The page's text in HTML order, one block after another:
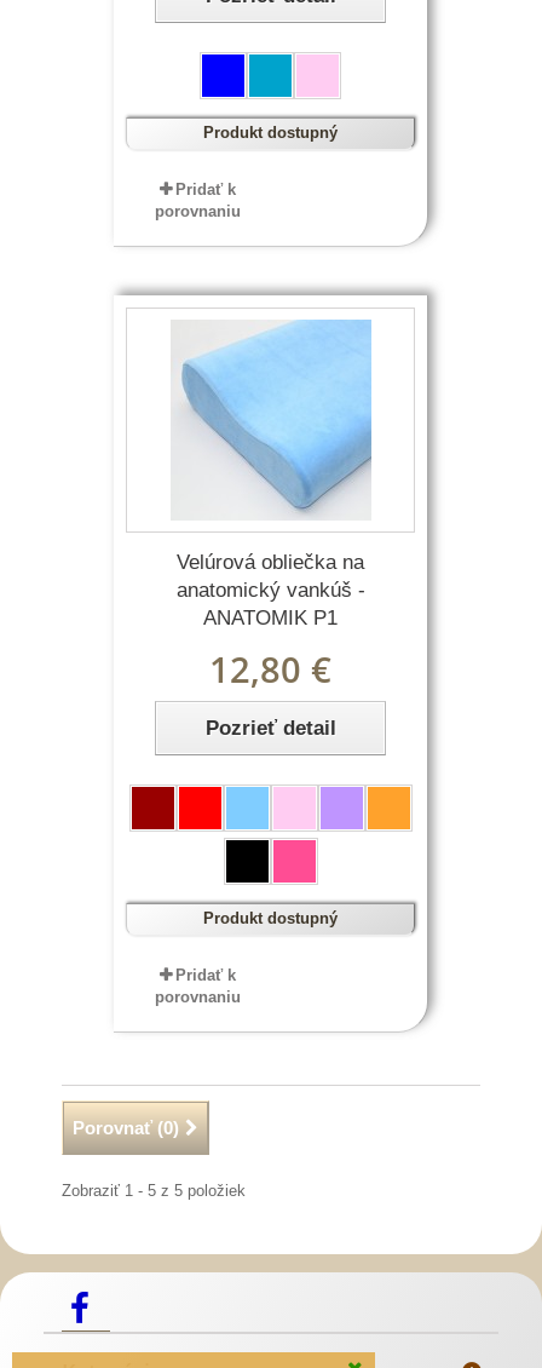
Produkt dostupný
Pridať k
porovnaniu
Velúrová obliečka na
anatomický vankúš -
ANATOMIK P1
12,80 €
Pozrieť detail
Produkt dostupný
Pridať k
porovnaniu
Porovnať (0)
Zobraziť 1 - 5 z 5 položiek